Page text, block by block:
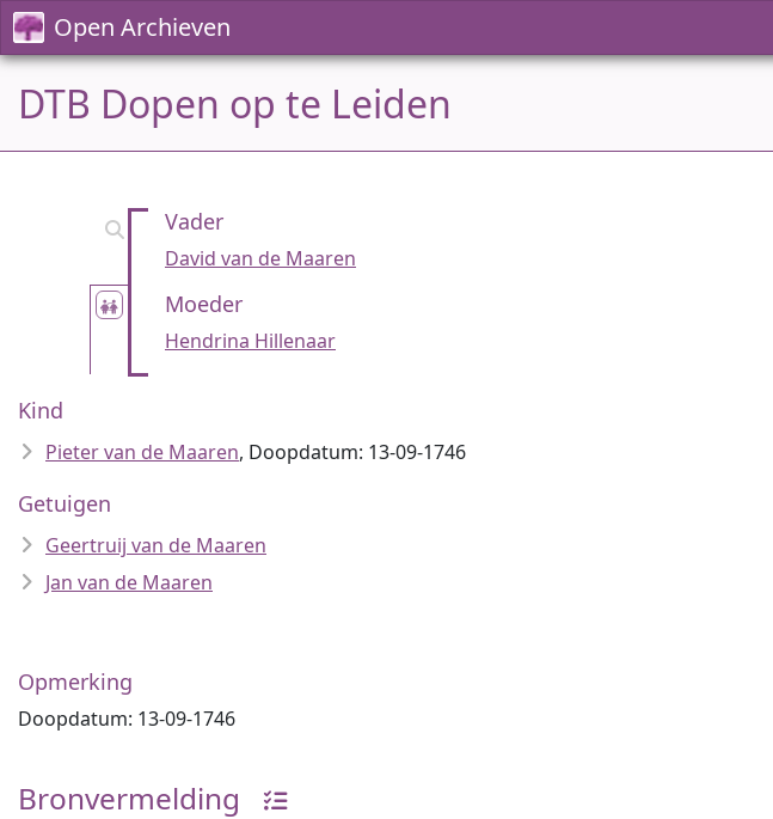
Open Archieven
DTB Dopen op te Leiden
Vader
David van de Maaren
Moeder
Hendrina Hillenaar
Kind
Pieter van de Maaren, Doopdatum: 13-09-1746
Getuigen
Geertruij van de Maaren
Jan van de Maaren
Opmerking
Doopdatum: 13-09-1746
Bronvermelding